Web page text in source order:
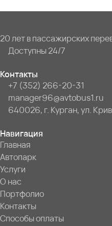
20 лет в пассажирских
Доступны 24/7
Контакты
+7 (352) 266-20-31
manager96@avtobus1.ru
640026, г. Курган, ул.
Навигация
Главная
Автопарк
Услуги
О нас
Портфолио
Контакты
Способы оплаты